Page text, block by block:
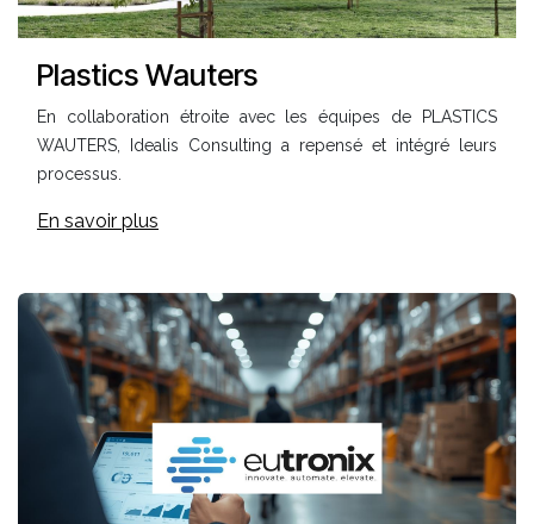
Plastics Wauters
En collaboration étroite avec les équipes de PLASTICS
WAUTERS, Idealis Consulting a repensé et intégré leurs
processus.
En savoir plus